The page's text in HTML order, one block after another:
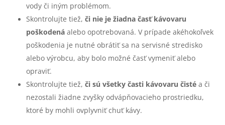
vody či iným problémom.
Skontrolujte tiež, či nie je žiadna časť kávovaru
poškodená alebo opotrebovaná. V prípade akéhokoľvek
poškodenia je nutné obrátiť sa na servisné stredisko
alebo výrobcu, aby bolo možné časť vymeniť alebo
opraviť.
Skontrolujte tiež, či sú všetky časti kávovaru čisté a či
nezostali žiadne zvyšky odvápňovacieho prostriedku,
ktoré by mohli ovplyvniť chuť kávy.